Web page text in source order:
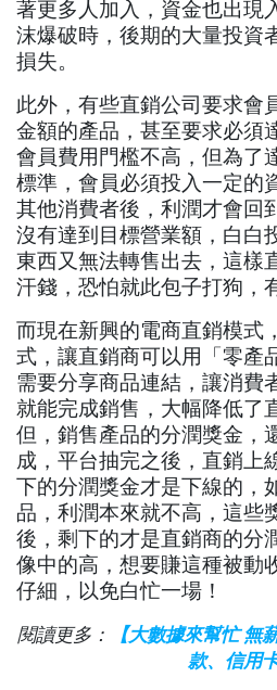
著更多人加入，資金也出現
沫爆破時，後期的大量投資
損失。
此外，有些直銷公司要求會
金額的產品，甚至要求必須
會員費用門檻不高，但為了
標準，會員必須投入一定的
其他消費者後，利潤才會回
沒有達到目標營業額，白白
東西又無法轉售出去，這樣
汗錢，恐怕就此包子打狗，
而現在新興的電商直銷模式
式，讓直銷商可以用「零產
需要分享商品連結，讓消費
就能完成銷售，大幅降低了
但，銷售產品的分潤獎金，
成，平台抽完之後，直銷上
下的分潤獎金才是下線的，
品，利潤本來就不高，這些
後，剩下的才是直銷商的分
像中的高，想要賺這種被動
仔細，以免白忙一場！
閱讀更多：
【大數據來幫忙 無
款、信用